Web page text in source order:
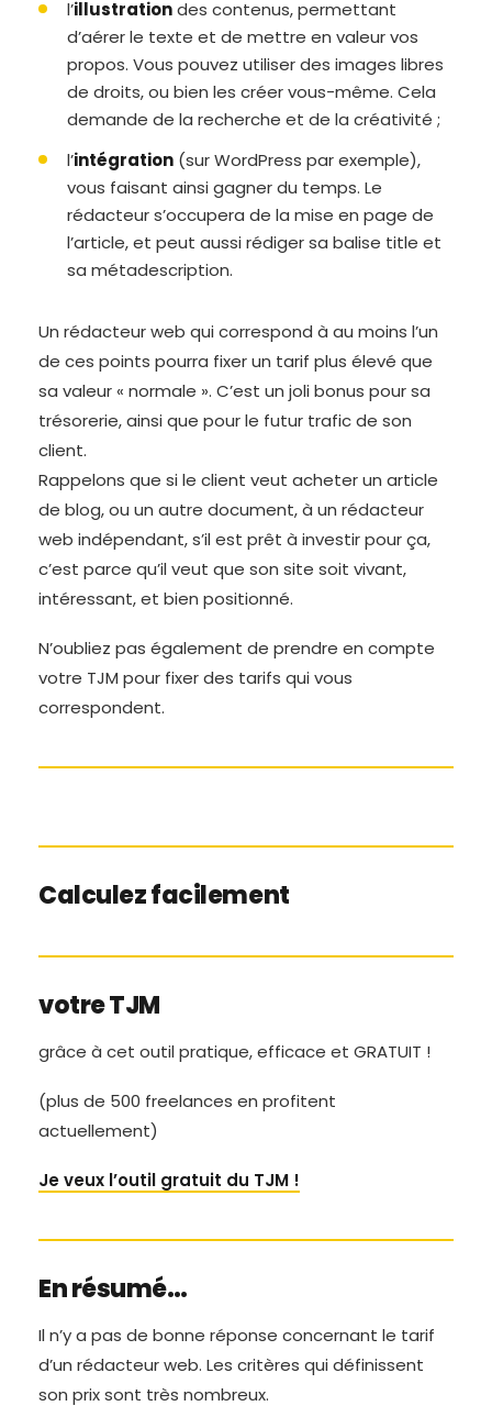
l’illustrationdes contenus, permettant
d’aérer le texte et de mettre en valeur vos
propos. Vous pouvez utiliser des images libres
de droits, ou bien les créer vous-même. Cela
demande de la recherche et de la créativité ;
l’intégration (sur WordPress par exemple),
vous faisant ainsi gagner du temps. Le
rédacteur s’occupera de la mise en page de
l’article, et peut aussi rédiger sa balise title et
sa métadescription.
Un rédacteur web qui correspond à au moins l’un
de ces points pourra fixer un tarif plus élevé que
sa valeur « normale ». C’est un joli bonus pour sa
trésorerie, ainsi que pour le futur trafic de son
client.
Rappelons que si le client veut acheter un article
de blog, ou un autre document, à un rédacteur
web indépendant, s’il est prêt à investir pour ça,
c’est parce qu’il veut que son site soit vivant,
intéressant, et bien positionné.
N’oubliez pas également de prendre en compte
votre TJM pour fixer des tarifs qui vous
correspondent.
Calculez facilement
votre TJM
grâce à cet outil pratique, efficace et GRATUIT !
(plus de 500 freelances en profitent
actuellement)
Je veux l’outil gratuit du TJM !
En résumé…
Il n’y a pas de bonne réponse concernant le tarif
d’un rédacteur web. Les critères qui définissent
son prix sont très nombreux.